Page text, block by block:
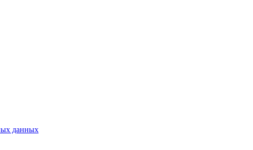
данных